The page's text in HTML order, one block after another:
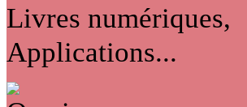
Livres numériques,
Applications...